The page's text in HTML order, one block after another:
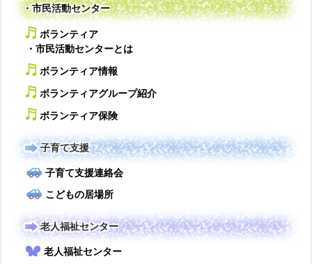
・市民活動センター
ボランティア
・市民活動センターとは
ボランティア情報
ボランティアグループ紹介
ボランティア保険
子育て支援
子育て支援連絡会
こどもの居場所
老人福祉センター
老人福祉センター